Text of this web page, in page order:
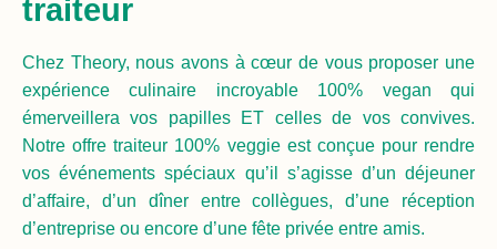
traiteur
Chez Theory, nous avons à cœur de vous proposer une
expérience culinaire incroyable 100% vegan qui
émerveillera vos papilles ET celles de vos convives.
Notre offre traiteur 100% veggie est conçue pour rendre
vos événements spéciaux qu’il s’agisse d’un déjeuner
d’affaire, d’un dîner entre collègues, d’une réception
d’entreprise ou encore d’une fête privée entre amis.